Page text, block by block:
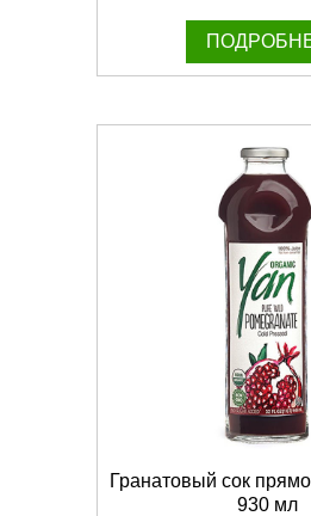
Гранатовый сок
930 мл